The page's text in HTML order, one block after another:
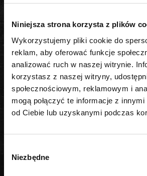
Niniejsza strona korzysta z plików
Wykorzystujemy pliki cookie do
reklam, aby oferować funkcje
analizować ruch w naszej witrynie.
korzystasz z naszej witryny,
społecznościowym, reklamowym i
mogą połączyć te informacje z
od Ciebie lub uzyskanymi podczas
zgody
Niezbędne
Długość
75 mm